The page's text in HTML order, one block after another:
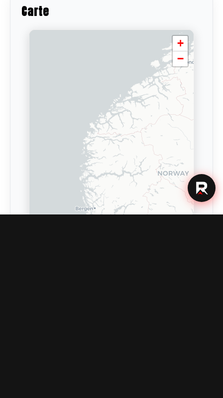
Carte
+
−